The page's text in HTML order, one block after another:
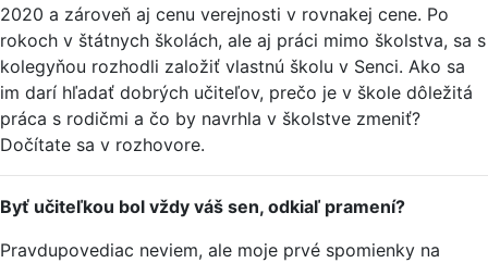
2020 a zároveň aj cenu verejnosti v rovnakej cene. Po
rokoch v štátnych školách, ale aj práci mimo školstva, sa s
kolegyňou rozhodli založiť vlastnú školu v Senci. Ako sa
im darí hľadať dobrých učiteľov, prečo je v škole dôležitá
práca s rodičmi a čo by navrhla v školstve zmeniť?
Dočítate sa v rozhovore.
Byť učiteľkou bol vždy váš sen, odkiaľ pramení?
Pravdupovediac neviem, ale moje prvé spomienky na